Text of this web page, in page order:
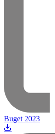
Buget 2023